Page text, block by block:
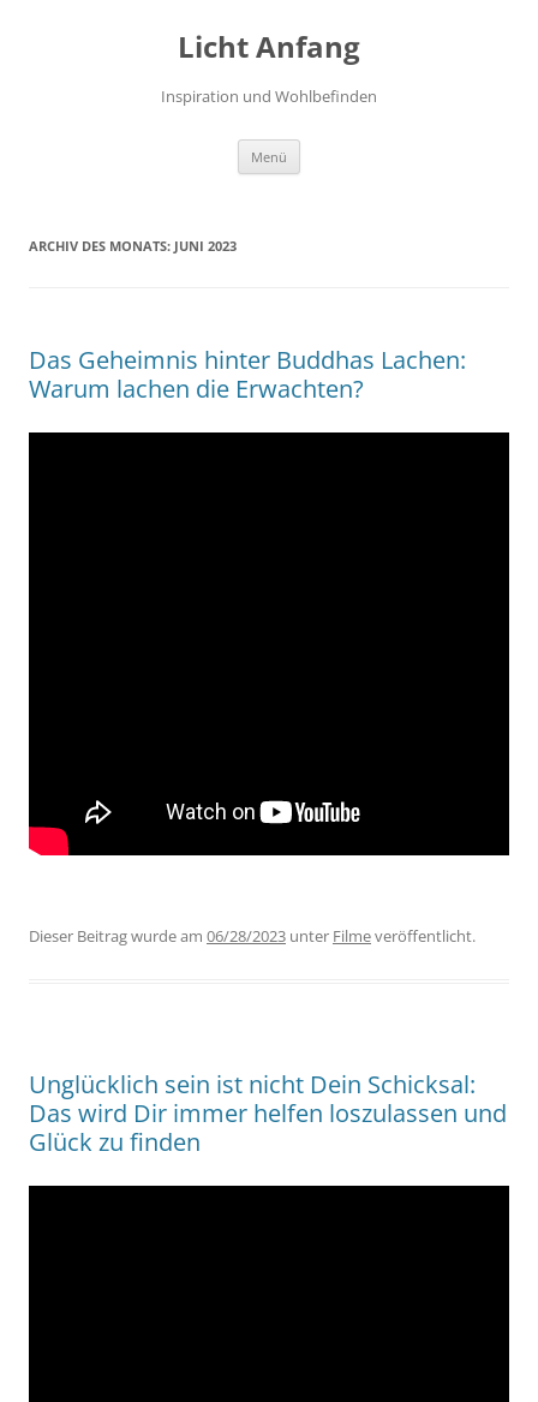
Licht Anfang
Inspiration und Wohlbefinden
Menü
ARCHIV DES MONATS: JUNI 2023
Das Geheimnis hinter Buddhas Lachen:
Warum lachen die Erwachten?
Dieser Beitrag wurde am 06/28/2023 unter Filmeveröffentlicht.
Unglücklich sein ist nicht Dein Schicksal:
Das wird Dir immer helfen loszulassen und
Glück zu finden